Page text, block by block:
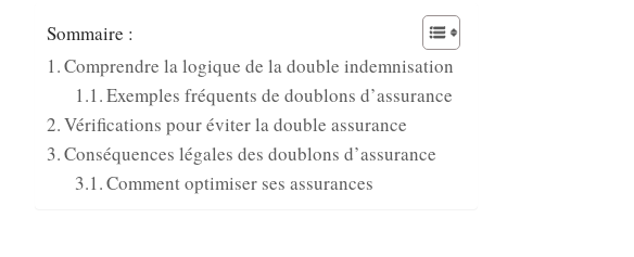
Sommaire :
Comprendre la logique de la double indemnisation
Exemples fréquents de doublons d’assurance
Vérifications pour éviter la double assurance
Conséquences légales des doublons d’assurance
Comment optimiser ses assurances